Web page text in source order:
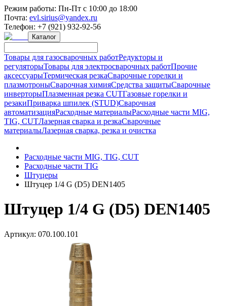
Режим работы: Пн-Пт с 10:00 до 18:00
Почта: evl.sirius@yandex.ru
Телефон: +7 (921) 932-92-56
Каталог
Товары для газосварочных работРедукторы и
регуляторыТовары для электросварочных работПрочие
аксессуарыТермическая резкаСварочные горелки и
плазмотроныСварочная химияСредства защитыСварочные
инверторыПлазменная резка CUTГазовые горелки и
резакиПриварка шпилек (STUD)Сварочная
автоматизацияРасходные материалыРасходные части MIG,
TIG, CUTЛазерная сварка и резкаСварочные
материалыЛазерная сварка, резка и очистка
Расходные части MIG, TIG, CUT
Расходные части TIG
Штуцеры
Штуцер 1/4 G (D5) DEN1405
Штуцер 1/4 G (D5) DEN1405
Артикул: 070.100.101